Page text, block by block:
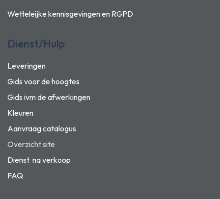
Wetteleijke kennisgevingen en RGPD
Dienst/Hulp
Leveringen
Gids voor de hoogtes
Gids ivm de afwerkingen
Kleuren
Aanvraag catalogus
Overzicht site
Dienst na verkoop
FAQ